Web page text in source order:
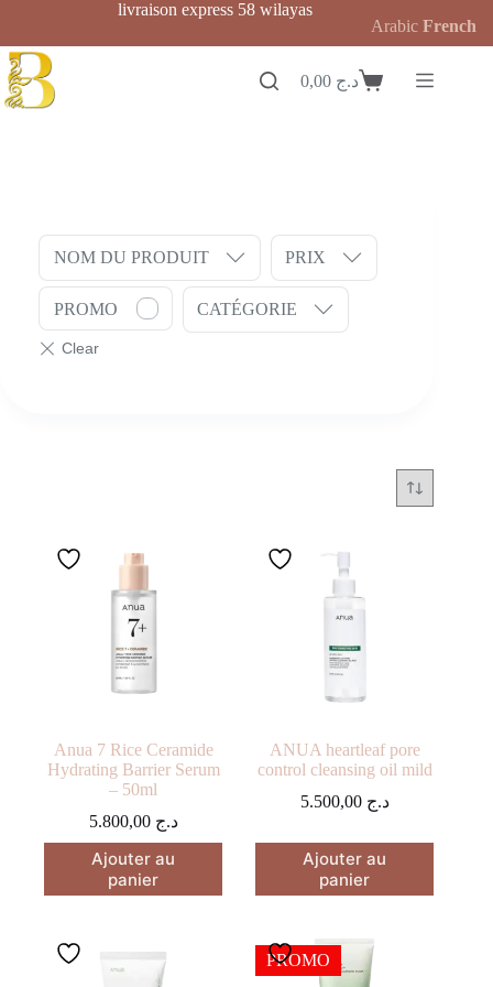
contenu
livraison express 58 wilayas
Panierد.ج
Anua 7 Rice Ceramide
Hydrating Barrier Serum
– 50ml
د.ج 5.800,00
Ajouter au
panier
ANUA heartleaf pore
control cleansing oil mild
د.ج 5.500,00
Ajouter au
panier
PROMO
NOM DU PRODUIT PRIX
PROMO CATÉGORIE
Arabic French